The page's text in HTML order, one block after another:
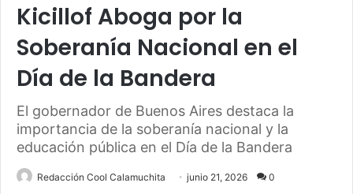
Kicillof Aboga por la
Soberanía Nacional en el
Día de la Bandera
El gobernador de Buenos Aires destaca la
importancia de la soberanía nacional y la
educación pública en el Día de la Bandera
Redacción Cool Calamuchita junio 21, 2026 0